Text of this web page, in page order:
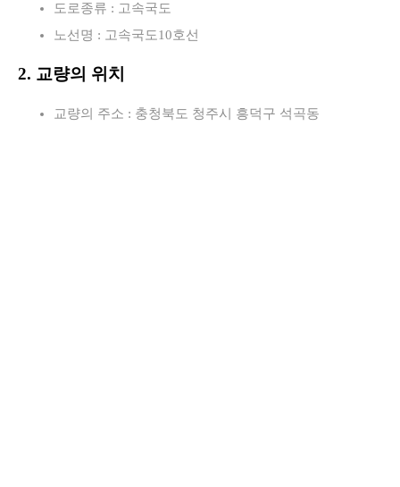
도로종류 : 고속국도
노선명 : 고속국도10호선
2. 교량의 위치
교량의 주소 : 충청북도 청주시 흥덕구 석곡동